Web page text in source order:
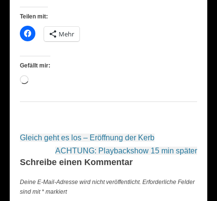
Teilen mit:
Mehr
Gefällt mir:
Wird
Beitragsnavigation
Gleich geht es los – Eröffnung der Kerb
ACHTUNG: Playbackshow 15 min später
Schreibe einen Kommentar
Deine E-Mail-Adresse wird nicht veröffentlicht. Erforderliche Felder
sind mit* markiert